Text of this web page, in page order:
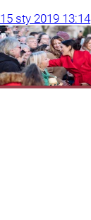
15 sty 2019 13:14